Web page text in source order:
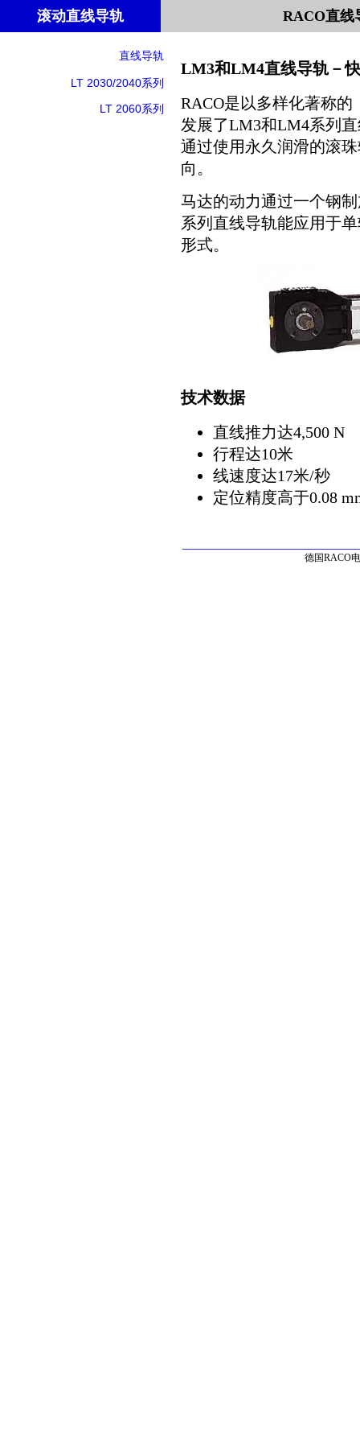
滚动直线导轨 RACO直线
直线导轨
LT 2030/2040系列
LT 2060系列
LM3和LM4直线导轨－
RACO是以多样化著称
发展了LM3和LM4系列
通过使用永久润滑的滚
向。
马达的动力通过一个钢
系列直线导轨能应用于
形式。
技术数据
直线推力达4,500 N
行程达10米
线速度达17米/秒
定位精度高于0.08
德国RACO